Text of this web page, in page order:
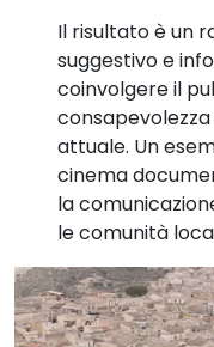
Il risultato è un
suggestivo e
coinvolgere il
attuale. Un
cinema
la
le comunità